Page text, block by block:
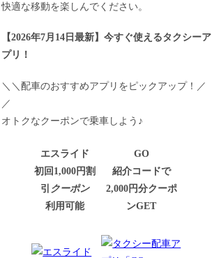
快適な移動を楽しんでください。
【2026年7月14日最新】今すぐ使えるタクシーア
プリ！
＼＼配車のおすすめアプリをピックアップ！／
／
オトクなクーポンで乗車しよう♪
エスライド
初回1,000円割
引 クーポン
利用可能
GO
紹介コードで
2,000円分クーポ
ンGET